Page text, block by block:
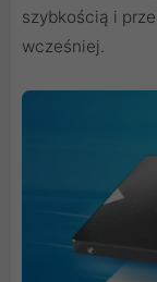
szybkością i
wcześniej.